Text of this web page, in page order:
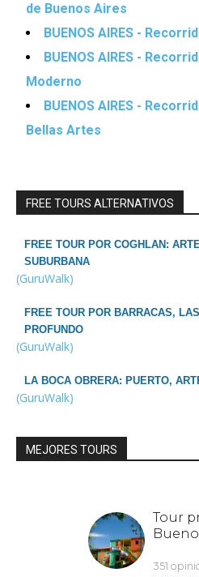
de Buenos Aires
BUENOS AIRES -
BUENOS AIRES -
Moderno
BUENOS AIRES -
Bellas Artes
FREE TOURS ALTERNATIVOS
FREE TOUR POR COGHLAN:
SUBURBANA
(GuruWalk)
FREE TOUR POR BARRACAS,
PROFUNDO
(GuruWalk)
LA BOCA OBRERA: PUERTO,
(GuruWalk)
MEJORES TOURS